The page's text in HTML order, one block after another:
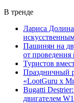
В тренде
Лариса
Пашинян на
от
Туристов
Праздничный
«LootGuru х
Bugatti
двигателем